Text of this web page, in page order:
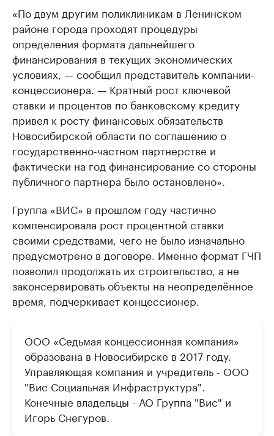
«По двум другим поликлиникам в Ленинском
районе города проходят процедуры
определения формата дальнейшего
финансирования в текущих экономических
условиях, — сообщил представитель компании-
концессионера. — Кратный рост ключевой
ставки и процентов по банковскому кредиту
привел к росту финансовых обязательств
Новосибирской области по соглашению о
государственно-частном партнерстве и
фактически на год финансирование со стороны
публичного партнера было остановлено».
Группа «ВИС» в прошлом году частично
компенсировала рост процентной ставки
своими средствами, чего не было изначально
предусмотрено в договоре. Именно формат ГЧП
позволил продолжать их строительство, а не
законсервировать объекты на неопределённое
время, подчеркивает концессионер.
ООО «Седьмая концессионная компания»
образована в Новосибирске в 2017 году.
Управляющая компания и учредитель - ООО
"Вис Социальная Инфраструктура".
Конечные владельцы - АО Группа "Вис" и
Игорь Снегуров.